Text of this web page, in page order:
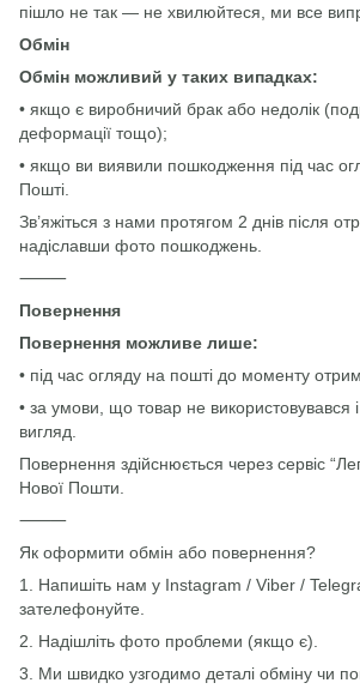
пішло не так — не хвилюйтеся, ми все
Обмін
Обмін можливий у таких випадках:
• якщо є виробничий брак або недолік
деформації тощо);
• якщо ви виявили пошкодження під час
Пошті.
Зв’яжіться з нами протягом 2 днів після
надіславши фото пошкоджень.
⸻
Повернення
Повернення можливе лише:
• під час огляду на пошті до моменту
• за умови, що товар не використовувався
вигляд.
Повернення здійснюється через сервіс
Нової Пошти.
⸻
Як оформити обмін або повернення?
1. Напишіть нам у Instagram / Viber /
зателефонуйте.
2. Надішліть фото проблеми (якщо є).
3. Ми швидко узгодимо деталі обміну чи